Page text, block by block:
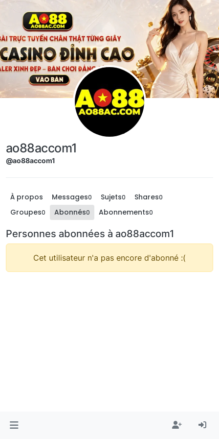
ao88accom1
@ao88accom1
À propos Messages0 Sujets0 Shares0
Groupes0 Abonnés0 Abonnements0
Personnes abonnées à ao88accom1
Cet utilisateur n'a pas encore d'abonné :(